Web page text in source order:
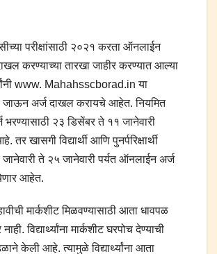
परीक्षांसाठी २०२१ करता ऑनलाईन
करण्याच्या तारखा जाहीर करण्यात आल्या
www. Mahahsscborad.in या
अर्ज दाखल करायचे आहेत. नियमित
भरण्यासाठी २३ डिसेंबर ते ११ जानेवारी
तर खासगी विद्यार्थी आणि पुनर्परिक्षार्थी
जानेवारी ते २५ जानेवारी पर्यत ऑनलाईन अर्ज
आहेत.
मार्कशीट मिळवण्यासाठी आता धावपळ
विद्यार्थ्यांना मार्कशीट घरपोच देण्याची
केली आहे. त्यामुळे विद्यार्थ्यांना आता